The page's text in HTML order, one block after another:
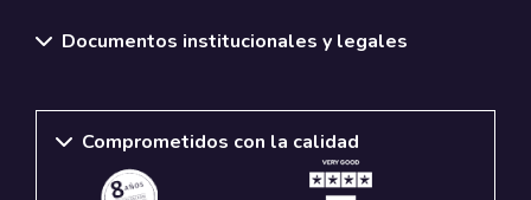
Documentos institucionales y legales
Comprometidos con la calidad